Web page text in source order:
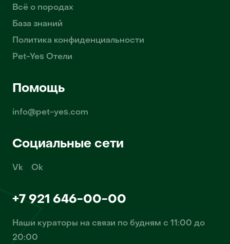
Всё о породах
База знаний
Политика конфиденциальности
Pet-Yes Отели
Помощь
info@pet-yes.com
Социальные сети
Vk Ok
+7 921 646-00-00
Наши кураторы на связи по будням с 11:00 до
20:00